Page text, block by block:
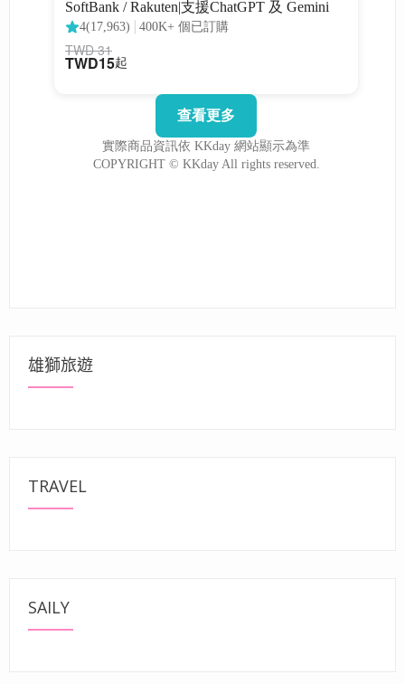
雄獅旅遊
TRAVEL
SAILY